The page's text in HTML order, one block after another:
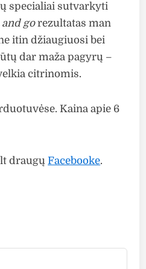
specialiai sutvarkyti
gorezultatas man
itin džiaugiuosi bei
dar maža pagyrų –
citrinomis.
Kaina apie 6
draugųFacebooke.